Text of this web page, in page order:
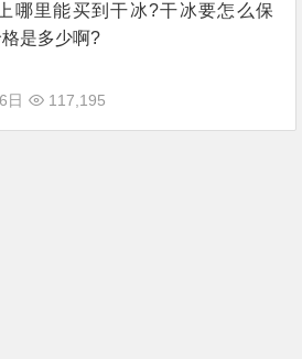
哪里能买到干冰?干冰要怎么保
是多少啊?
日 117,195